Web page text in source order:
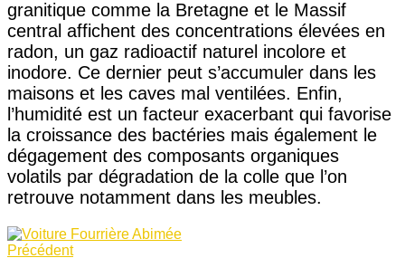
granitique comme la Bretagne et le Massif
central affichent des concentrations élevées en
radon, un gaz radioactif naturel incolore et
inodore. Ce dernier peut s’accumuler dans les
maisons et les caves mal ventilées. Enfin,
l’humidité est un facteur exacerbant qui favorise
la croissance des bactéries mais également le
dégagement des composants organiques
volatils par dégradation de la colle que l’on
retrouve notamment dans les meubles.
Précédent